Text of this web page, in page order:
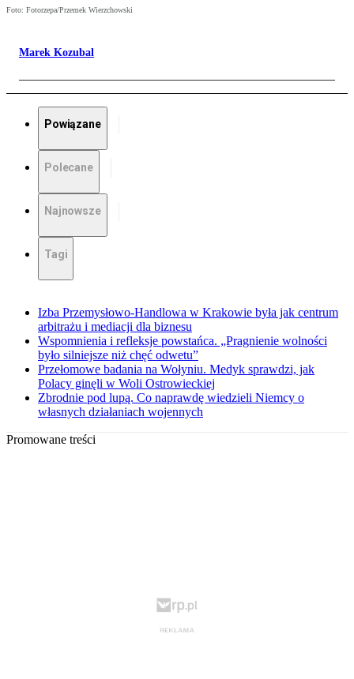
Foto: Fotorzepa/Przemek Wierzchowski
Marek Kozubal
Powiązane
Polecane
Najnowsze
Tagi
Izba Przemysłowo-Handlowa w Krakowie była jak centrum
arbitrażu i mediacji dla biznesu
Wspomnienia i refleksje powstańca. „Pragnienie wolności
było silniejsze niż chęć odwetu”
Przełomowe badania na Wołyniu. Medyk sprawdzi, jak
Polacy ginęli w Woli Ostrowieckiej
Zbrodnie pod lupą. Co naprawdę wiedzieli Niemcy o
własnych działaniach wojennych
Promowane treści